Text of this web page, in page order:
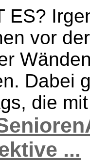
ES?
vor
Dabei
die
...